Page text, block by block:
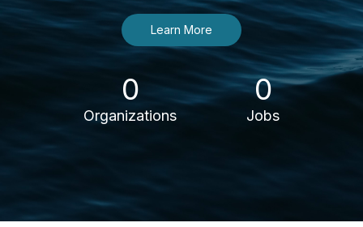
Learn More
0
Organizations
0
Jobs